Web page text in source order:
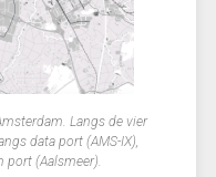
Langs de vier
data port (AMS-IX),
port (Aalsmeer).